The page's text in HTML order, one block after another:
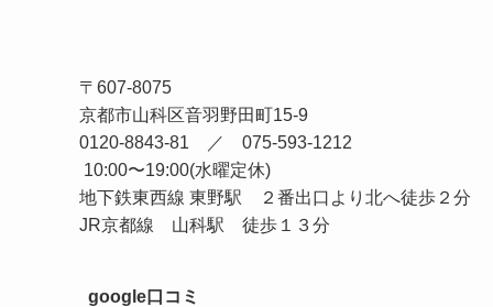
〒607-8075
京都市山科区音羽野田町15-9
0120-8843-81 ／ 075-593-1212
10:00〜19:00(水曜定休)
地下鉄東西線 東野駅 ２番出口より北へ徒歩２分
JR京都線 山科駅 徒歩１３分
google口コミ